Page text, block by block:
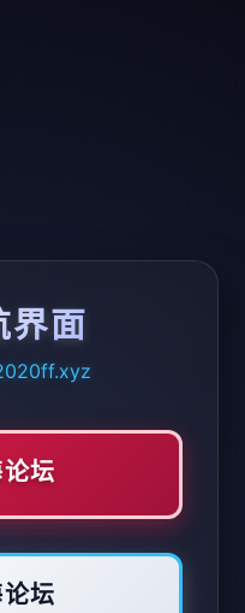
界面
坛
坛